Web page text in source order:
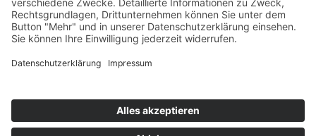
Notdienste Potsdam
Zahnarzt Notdienst
Wussten Sie schon?